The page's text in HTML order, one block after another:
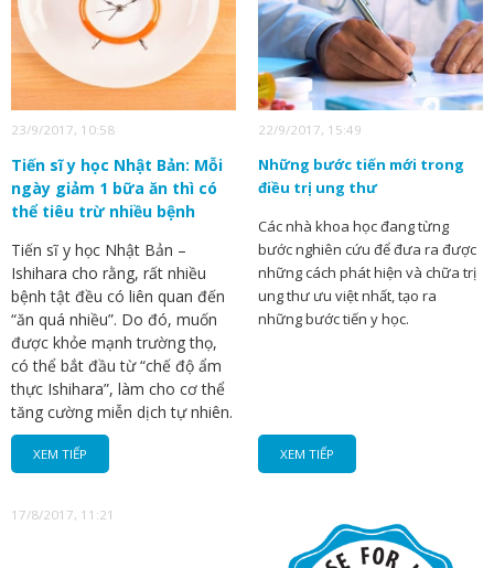
23/9/2017, 10:58
Tiến sĩ y học Nhật Bản: Mỗi
ngày giảm 1 bữa ăn thì có
thể tiêu trừ nhiều bệnh
Tiến sĩ y học Nhật Bản –
Ishihara cho rằng, rất nhiều
bệnh tật đều có liên quan đến
“ăn quá nhiều”. Do đó, muốn
được khỏe mạnh trường thọ,
có thể bắt đầu từ “chế độ ẩm
thực Ishihara”, làm cho cơ thể
tăng cường miễn dịch tự nhiên.
XEM TIẾP
22/9/2017, 15:49
Những bước tiến mới trong
điều trị ung thư
Các nhà khoa học đang từng
bước nghiên cứu để đưa ra được
những cách phát hiện và chữa trị
ung thư ưu việt nhất, tạo ra
những bước tiến y học.
XEM TIẾP
17/8/2017, 11:21